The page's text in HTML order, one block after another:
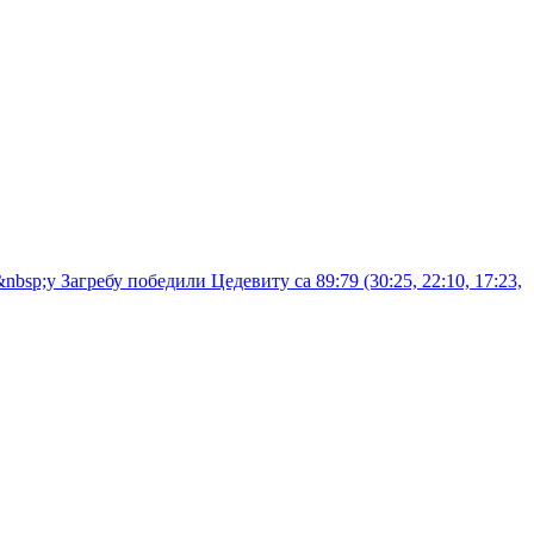
Загребу победили Цедевиту са 89:79 (30:25, 22:10, 17:23,